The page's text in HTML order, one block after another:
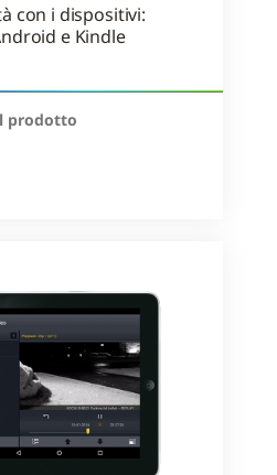
con i dispositivi:
e Kindle
prodotto